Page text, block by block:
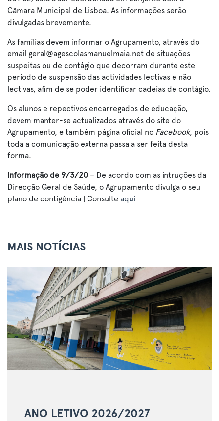
Câmara Municipal de Lisboa. As informações serão
divulgadas brevemente.
As famílias devem informar o Agrupamento, através do
email geral@agescolasmanuelmaia.net de situações
suspeitas ou de contágio que decorram durante este
período de suspensão das actividades lectivas e não
lectivas, afim de se poder identificar cadeias de contágio.
Os alunos e repectivos encarregados de educação,
devem manter-se actualizados através do site do
Agrupamento, e também página oficial no Facebook, pois
toda a comunicação externa passa a ser feita desta
forma.
Informação de 9/3/20 – De acordo com as intruções da
Direcção Geral de Saúde, o Agrupamento divulga o seu
plano de contigência | Consulte aqui
MAIS NOTÍCIAS
ANO LETIVO 2026/2027